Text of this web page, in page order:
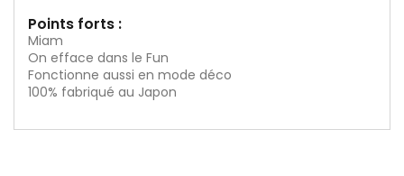
Points forts :
Miam
On efface dans le Fun
Fonctionne aussi en mode déco
100% fabriqué au Japon